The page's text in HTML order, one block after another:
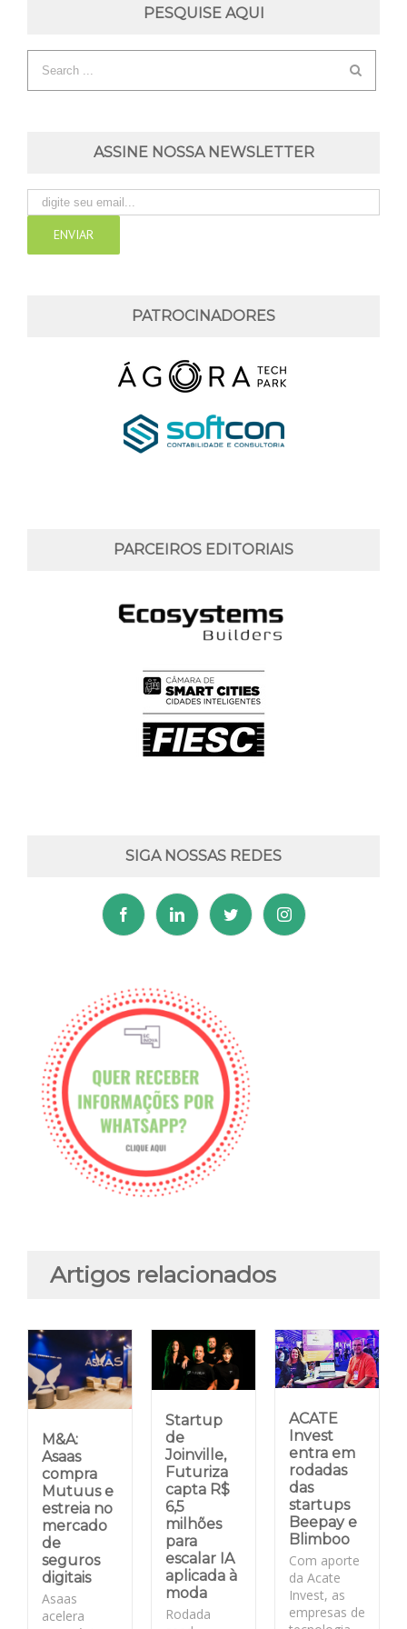
PESQUISE AQUI
ASSINE NOSSA NEWSLETTER
PATROCINADORES
PARCEIROS EDITORIAIS
SIGA NOSSAS REDES
Artigos relacionados
M&A:
Asaas
compra
Mutuus e
estreia no
mercado
de
seguros
digitais
Asaas
acelera
Startup
de
Joinville,
Futuriza
capta R$
6,5
milhões
para
escalar IA
aplicada à
moda
Rodada
ACATE
Invest
entra em
rodadas
das
startups
Beepay e
Blimboo
Com aporte
da Acate
Invest, as
empresas de